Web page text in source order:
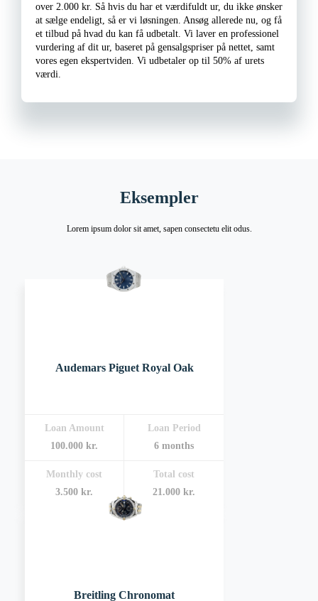
over 2.000 kr. Så hvis du har et værdifuldt ur, du ikke ønsker
at sælge endeligt, så er vi løsningen. Ansøg allerede nu, og få
et tilbud på hvad du kan få udbetalt. Vi laver en professionel
vurdering af dit ur, baseret på gensalgspriser på nettet, samt
vores egen ekspertviden. Vi udbetaler op til 50% af urets
værdi.
Eksempler
Lorem ipsum dolor sit amet, sapen consectetu elit odus.
Audemars Piguet Royal Oak
Loan Amount
100.000 kr.
Loan Period
6 months
Monthly cost
3.500 kr.
Total cost
21.000 kr.
Breitling Chronomat